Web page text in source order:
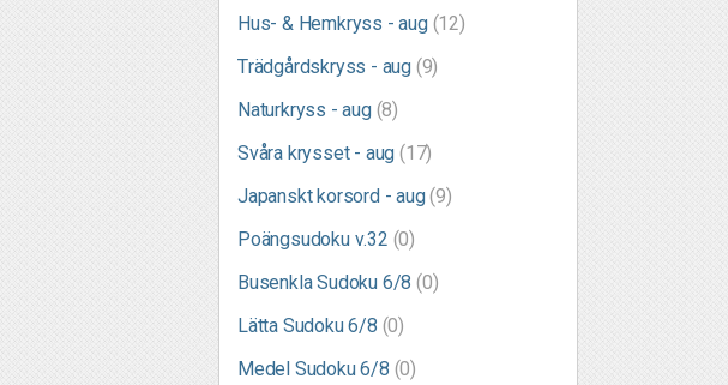
Hus- & Hemkryss - aug (12)
Trädgårdskryss - aug (9)
Naturkryss - aug (8)
Svåra krysset - aug(17)
Japanskt korsord - aug(9)
Poängsudoku v.32 (0)
Busenkla Sudoku 6/8(0)
Lätta Sudoku 6/8 (0)
Medel Sudoku 6/8 (0)